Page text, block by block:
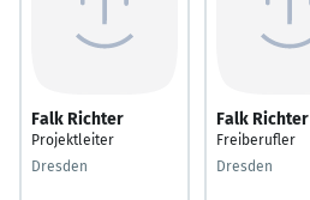
Falk Richter
Projektleiter
Dresden
Falk Richter
Freiberufler
Dresden